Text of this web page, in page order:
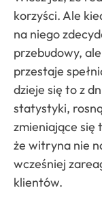
korzyści. Ale
na niego
przebudowy,
przestaje
dzieje się to z
statystyki,
zmieniające się
że witryna nie
wcześniej
klientów.